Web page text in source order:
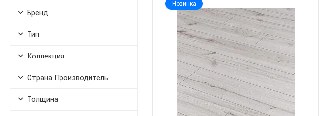
Бренд
Тип
Коллекция
Страна Производитель
Толщина
Новинка